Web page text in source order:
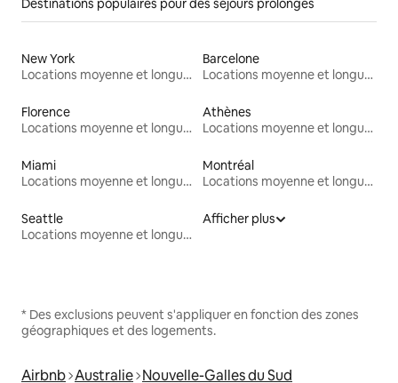
Destinations populaires pour des séjours prolongés
New York
Locations moyenne et longue durée
Barcelone
Locations moyenne et longue durée
Florence
Locations moyenne et longue durée
Athènes
Locations moyenne et longue durée
Miami
Locations moyenne et longue durée
Montréal
Locations moyenne et longue durée
Seattle
Locations moyenne et longue durée
Afficher plus
* Des exclusions peuvent s'appliquer en fonction des zones
géographiques et des logements.
Airbnb Australie Nouvelle-Galles du Sud